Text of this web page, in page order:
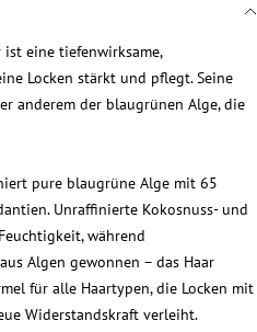
ist eine tiefenwirksame,
Locken stärkt und pflegt. Seine
anderem der blaugrünen Alge, die
pure blaugrüne Alge mit 65
Unraffinierte Kokosnuss- und
während
Algen gewonnen – das Haar
für alle Haartypen, die Locken mit
Widerstandskraft verleiht.